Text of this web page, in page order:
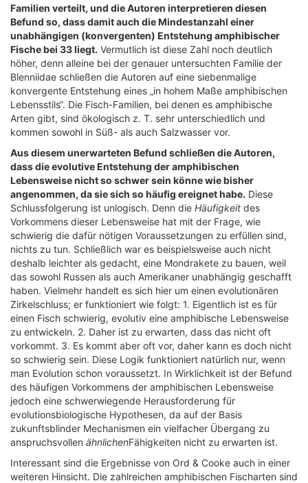
Familien verteilt, und die Autoren interpretieren diesen
Befund so, dass damit auch die Mindestanzahl einer
unabhängigen (konvergenten) Entstehung amphibischer
Fische bei 33 liegt. Vermutlich ist diese Zahl noch deutlich
höher, denn alleine bei der genauer untersuchten Familie der
Blenniidae schließen die Autoren auf eine siebenmalige
konvergente Entstehung eines „in hohem Maße amphibischen
Lebensstils“. Die Fisch-Familien, bei denen es amphibische
Arten gibt, sind ökologisch z. T. sehr unterschiedlich und
kommen sowohl in Süß- als auch Salzwasser vor.
Aus diesem unerwarteten Befund schließen die Autoren,
dass die evolutive Entstehung der amphibischen
Lebensweise nicht so schwer sein könne wie bisher
angenommen, da sie sich so häufig ereignet habe. Diese
Schlussfolgerung ist unlogisch. Denn die Häufigkeit des
Vorkommens dieser Lebensweise hat mit der Frage, wie
schwierig die dafür nötigen Voraussetzungen zu erfüllen sind,
nichts zu tun. Schließlich war es beispielsweise auch nicht
deshalb leichter als gedacht, eine Mondrakete zu bauen, weil
das sowohl Russen als auch Amerikaner unabhängig geschafft
haben. Vielmehr handelt es sich hier um einen evolutionären
Zirkelschluss; er funktioniert wie folgt: 1. Eigentlich ist es für
einen Fisch schwierig, evolutiv eine amphibische Lebensweise
zu entwickeln. 2. Daher ist zu erwarten, dass das nicht oft
vorkommt. 3. Es kommt aber oft vor, daher kann es doch nicht
so schwierig sein. Diese Logik funktioniert natürlich nur, wenn
man Evolution schon voraussetzt. In Wirklichkeit ist der Befund
des häufigen Vorkommens der amphibischen Lebensweise
jedoch eine schwerwiegende Herausforderung für
evolutionsbiologische Hypothesen, da auf der Basis
zukunftsblinder Mechanismen ein vielfacher Übergang zu
anspruchsvollen ähnlichenFähigkeiten nicht zu erwarten ist.
Interessant sind die Ergebnisse von Ord & Cooke auch in einer
weiteren Hinsicht. Die zahlreichen amphibischen Fischarten sind